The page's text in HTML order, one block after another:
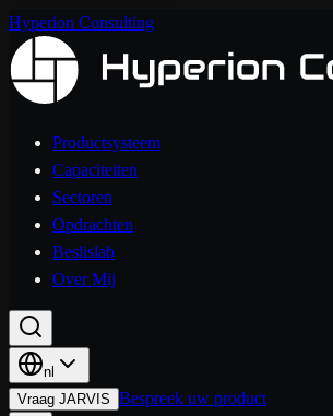
Hyperion Consulting
Productsysteem
Capaciteiten
Sectoren
Opdrachten
Beslislab
Over Mij
nl
Vraag JARVIS Bespreek uw product